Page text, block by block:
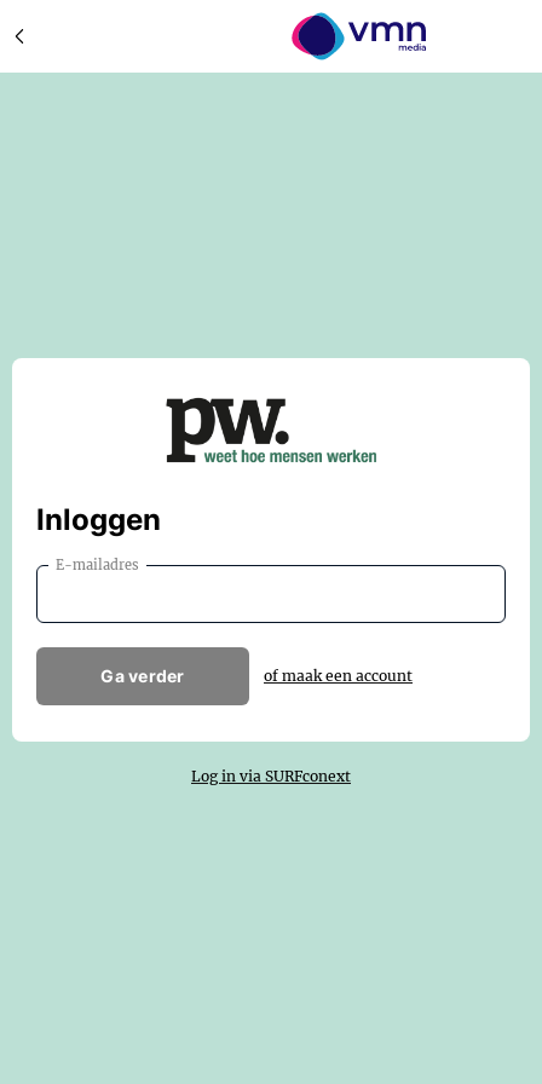
Inloggen
E-mailadres
Ga verder of maak een account
Log in via SURFconext